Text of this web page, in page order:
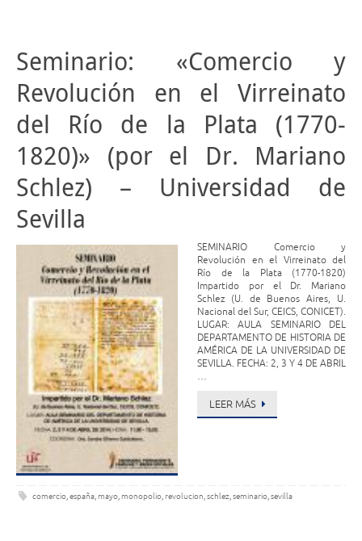
Seminario: «Comercio y
Revolución en el Virreinato
del Río de la Plata (1770-
1820)» (por el Dr. Mariano
Schlez) – Universidad de
Sevilla
SEMINARIO Comercio y
Revolución en el Virreinato del
Río de la Plata (1770-1820)
Impartido por el Dr. Mariano
Schlez (U. de Buenos Aires, U.
Nacional del Sur, CEICS, CONICET).
LUGAR: AULA SEMINARIO DEL
DEPARTAMENTO DE HISTORIA DE
AMÉRICA DE LA UNIVERSIDAD DE
SEVILLA. FECHA: 2, 3 Y 4 DE ABRIL
…
LEER MÁS
comercio,españa, mayo, monopolio, revolucion,schlez,seminario,sevilla